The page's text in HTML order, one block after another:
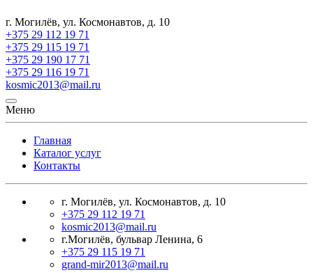
г. Могилёв, ул. Космонавтов, д. 10
+375 29 112 19 71
+375 29 115 19 71
+375 29 190 17 71
+375 29 116 19 71
kosmic2013@mail.ru
Меню
Главная
Каталог услуг
Контакты
г. Могилёв, ул. Космонавтов, д. 10
+375 29 112 19 71
kosmic2013@mail.ru
г.Могилёв, бульвар Ленина, 6
+375 29 115 19 71
grand-mir2013@mail.ru